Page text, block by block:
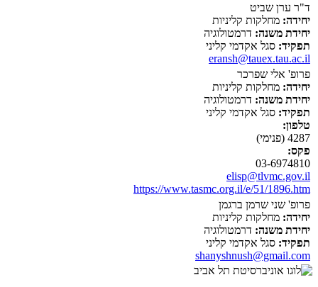
ד"ר ערן שביט
יחידה: מחלקות קליניות
יחידת משנה: דרמטולוגיה
תפקיד: סגל אקדמי קליני
eransh@tauex.tau.ac.il
פרופ' אלי שפרכר
יחידה: מחלקות קליניות
יחידת משנה: דרמטולוגיה
תפקיד: סגל אקדמי קליני
טלפון:
4287 (פנימי)
פקס:
03-6974810
elisp@tlvmc.gov.il
https://www.tasmc.org.il/e/51/1896.htm
פרופ' שני שרמן ברגמן
יחידה: מחלקות קליניות
יחידת משנה: דרמטולוגיה
תפקיד: סגל אקדמי קליני
shanyshnush@gmail.com